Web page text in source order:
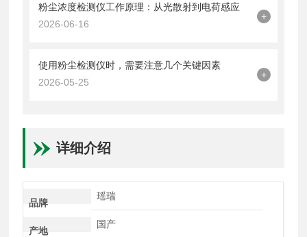
粉尘浓度检测仪工作原理：从光散射到电荷感应
2026-06-16
+
使用粉尘检测仪时，需要注意几个关键因素
2026-05-25
+
详细介绍
品牌
瑶瑞
产地
国产